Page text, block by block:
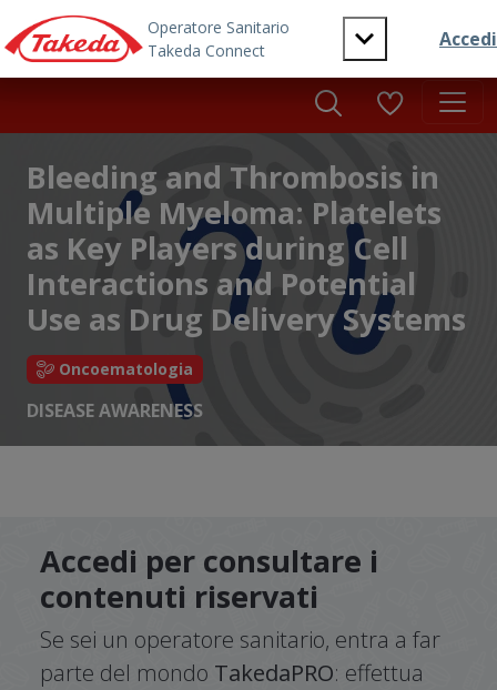
Skip to main content
Bleeding and Thrombosis in
Multiple Myeloma: Platelets
as Key Players during Cell
Interactions and Potential
Use as Drug Delivery Systems
Oncoematologia
DISEASE AWARENESS
Accedi per consultare i
contenuti riservati
Se sei un operatore sanitario, entra a far
parte del mondo TakedaPRO: effettua